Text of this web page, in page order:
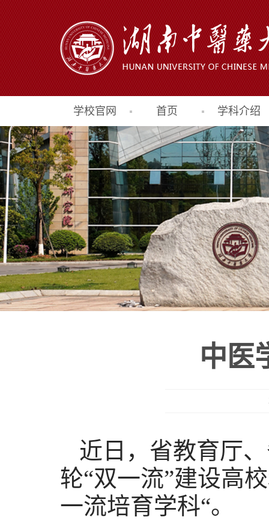
学校官网 首页 学科介绍
中医
近日，省教育厅
轮“双一流”建设高
一流培育学科“。